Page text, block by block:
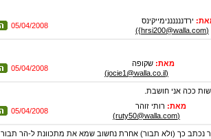
05/04/2008
ירדננננננימייקינס
(hrsi200@walla.com})
05/04/2008
מאת: שקופה
(jocie1@walla.co.il)
ככה אני חושבת.
05/04/2008
מאת: רותי זוהר
(ruty50@walla.com)
נכתב כך (ולא תבור) אחרת נחשוב שמא את מתכוונת ל-הר תבור